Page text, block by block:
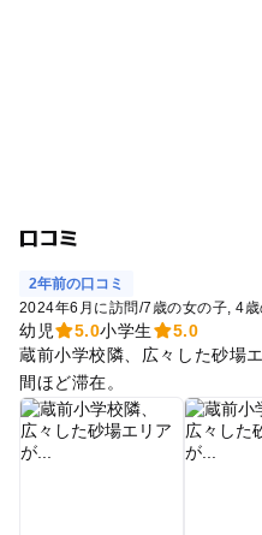
口コミ
2年前の口コミ
2024年6月に訪問/7歳の女の子 4歳
幼児 5.0小学生
5.0
蔵前小学校隣、広々した砂場エリ
間ほど滞在。